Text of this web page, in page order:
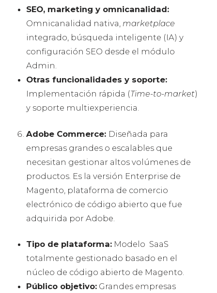
SEO, marketing y omnicanalidad:
Omnicanalidad nativa, marketplace
integrado, búsqueda inteligente (IA) y
configuración SEO desde el módulo
Admin.
Otras funcionalidades y soporte:
Implementación rápida (Time-to-market)
y soporte multiexperiencia.
Adobe Commerce: Diseñada para
empresas grandes o escalables que
necesitan gestionar altos volúmenes de
productos. Es la versión Enterprise de
Magento, plataforma de comercio
electrónico de código abierto que fue
adquirida por Adobe.
Tipo de plataforma: Modelo SaaS
totalmente gestionado basado en el
núcleo de código abierto de Magento.
Público objetivo: Grandes empresas